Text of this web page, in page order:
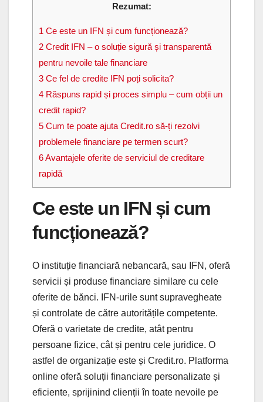
Rezumat:
1 Ce este un IFN și cum funcționează?
2 Credit IFN – o soluție sigură și transparentă
pentru nevoile tale financiare
3 Ce fel de credite IFN poți solicita?
4 Răspuns rapid și proces simplu – cum obții un
credit rapid?
5 Cum te poate ajuta Credit.ro să-ți rezolvi
problemele financiare pe termen scurt?
6Avantajele oferite de serviciul de creditare
rapidă
Ce este un IFN și cum
funcționează?
O instituție financiară nebancară, sau IFN, oferă
servicii și produse financiare similare cu cele
oferite de bănci. IFN-urile sunt supravegheate
și controlate de către autoritățile competente.
Oferă o varietate de credite, atât pentru
persoane fizice, cât și pentru cele juridice. O
astfel de organizație este și Credit.ro. Platforma
online oferă soluții financiare personalizate și
eficiente, sprijinind clienții în toate nevoile pe